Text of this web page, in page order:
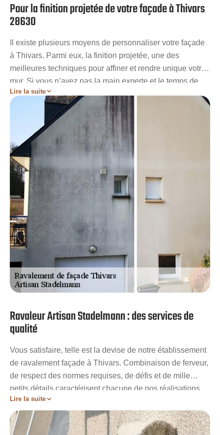
Pour la finition projetée de votre façade à Thivars
28630
Il existe plusieurs moyens de personnaliser votre façade
à Thivars. Parmi eux, la finition projetée, une des
meilleures techniques pour affiner et rendre unique votre
mur. Si vous n’avez pas la main experte et le temps de
réaliser ce type de finition, n’hésitez pas à nous contacter.
Nous ferons un plaisir de concrétiser de la plus belle
manière votre projet. Avec nos plusieurs années
d’expérience, nous n’aurons aucune difficulté à bien
planifier et à mettre en œuvre le ravalement projeté de
votre façade à Thivars. Demandez tout simplement votre
devis gratuit, et nous prenons en main le reste !
Lire la suite
Ravaleur Artisan Stadelmann : des services de
qualité
Vous satisfaire, telle est la devise de notre établissement
de ravalement façade à Thivars. Combinaison de ferveur,
de respect des normes requises, de défis et de mille
petits détails caractérisent chacune de nos réalisations.
En nous confiant le ravalement de votre façade à Thivars,
vous avez le privilège de travailler directement avec le
meilleur ravaleur de la région. Outre la qualité des
Lire la suite